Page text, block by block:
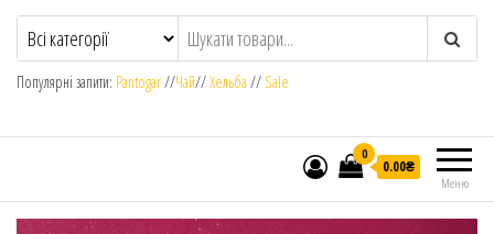
Популярні запити: Pantogar//Чай//Хельба // Sale
Меню
0
0.00₴